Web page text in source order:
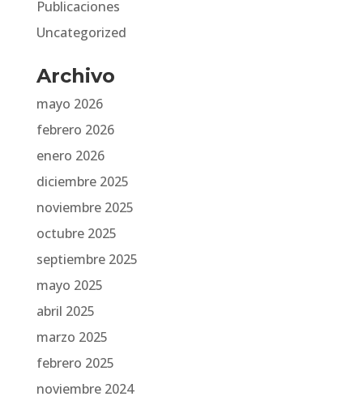
Publicaciones
Uncategorized
Archivo
mayo 2026
febrero 2026
enero 2026
diciembre 2025
noviembre 2025
octubre 2025
septiembre 2025
mayo 2025
abril 2025
marzo 2025
febrero 2025
noviembre 2024